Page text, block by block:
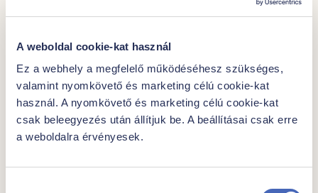
A weboldal cookie-kat használ
Ez a webhely a megfelelő működéséhesz szükséges,
valamint nyomkövető és marketing célú cookie-kat
használ. A nyomkövető és marketing célú cookie-kat
csak beleegyezés után állítjuk be. A beállításai csak erre
a weboldalra érvényesek.
További javaslataink